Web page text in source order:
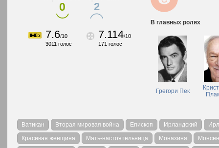
0 2
7.6/10
3011 голос
7.114/10
171 голос
В главных ролях
Грегори Пек
Ватикан Вторая мировая война Епископ Ирландский
Красивая женщина
Мать-настоятельница Монахиня